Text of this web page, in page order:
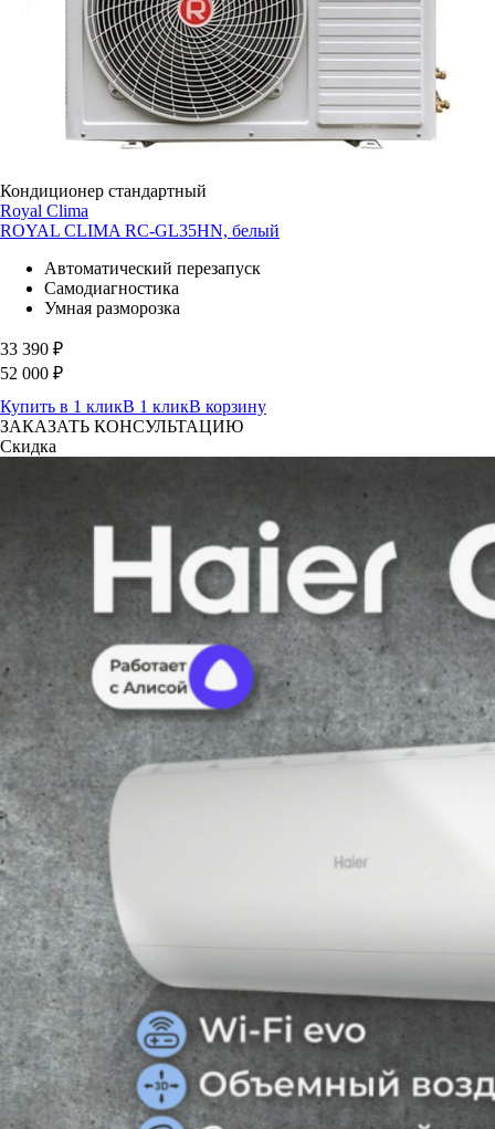
Кондиционер стандартный
Royal Clima
ROYAL CLIMA RC-GL35HN, белый
Автоматический перезапуск
Самодиагностика
Умная разморозка
33 390 ₽
52 000 ₽
Купить в 1 кликВ 1 кликВ корзину
ЗАКАЗАТЬ КОНСУЛЬТАЦИЮ
Скидка